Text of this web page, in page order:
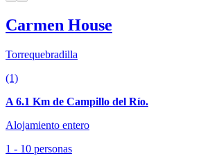
Carmen House
Torrequebradilla
(1)
A 6.1 Km de Campillo del Río.
Alojamiento entero
1 - 10 personas